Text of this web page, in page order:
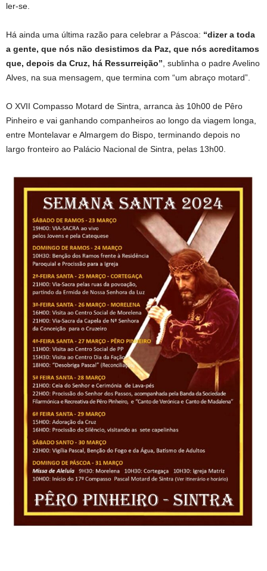
ler-se.
Há ainda uma última razão para celebrar a Páscoa: “dizer a toda
a gente, que nós não desistimos da Paz, que nós acreditamos
que, depois da Cruz, há Ressurreição” , sublinha o padre Avelino
Alves, na sua mensagem, que termina com “um abraço motard”.
O XVII Compasso Motard de Sintra, arranca às 10h00 de Pêro
Pinheiro e vai ganhando companheiros ao longo da viagem longa,
entre Montelavar e Almargem do Bispo, terminando depois no
largo fronteiro ao Palácio Nacional de Sintra, pelas 13h00.